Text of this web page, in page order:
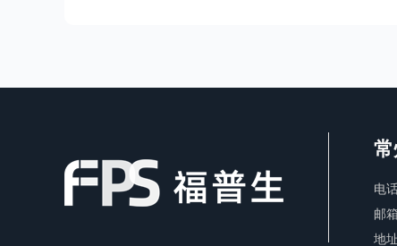
电
邮
地